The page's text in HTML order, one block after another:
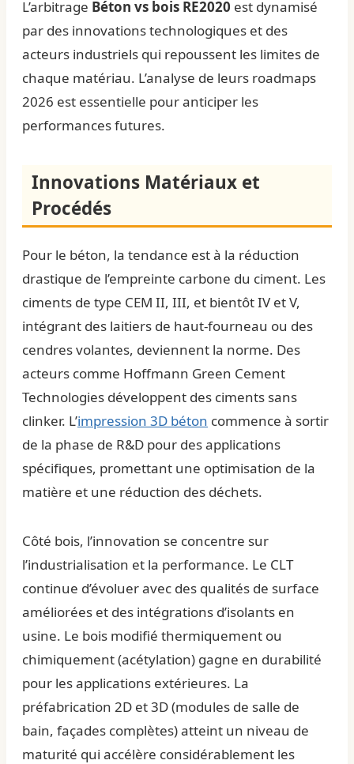
L’arbitrage Béton vs bois RE2020 est dynamisé
par des innovations technologiques et des
acteurs industriels qui repoussent les limites de
chaque matériau. L’analyse de leurs roadmaps
2026 est essentielle pour anticiper les
performances futures.
Innovations Matériaux et
Procédés
Pour le béton, la tendance est à la réduction
drastique de l’empreinte carbone du ciment. Les
ciments de type CEM II, III, et bientôt IV et V,
intégrant des laitiers de haut-fourneau ou des
cendres volantes, deviennent la norme. Des
acteurs comme Hoffmann Green Cement
Technologies développent des ciments sans
clinker. L’impression 3D béton commence à sortir
de la phase de R&D pour des applications
spécifiques, promettant une optimisation de la
matière et une réduction des déchets.
Côté bois, l’innovation se concentre sur
l’industrialisation et la performance. Le CLT
continue d’évoluer avec des qualités de surface
améliorées et des intégrations d’isolants en
usine. Le bois modifié thermiquement ou
chimiquement (acétylation) gagne en durabilité
pour les applications extérieures. La
préfabrication 2D et 3D (modules de salle de
bain, façades complètes) atteint un niveau de
maturité qui accélère considérablement les